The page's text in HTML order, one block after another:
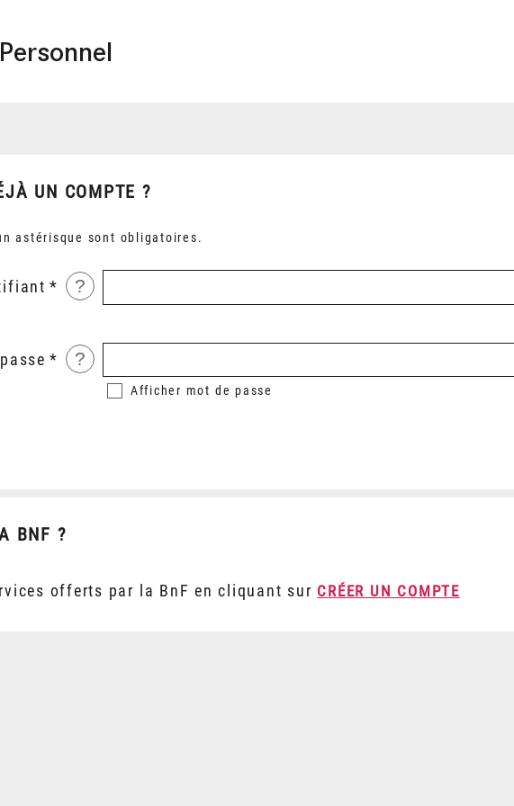
UN COMPTE ?
astérisque sont obligatoires.
?
?
Afficher mot de passe
BNF ?
offerts par la BnF en cliquant sur CRÉER UN COMPTE